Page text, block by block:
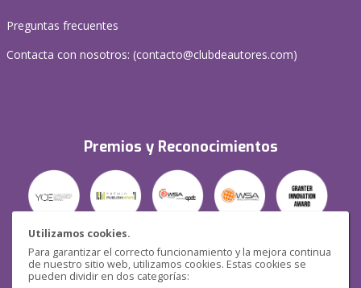
Utilizamos cookies.
Para garantizar el correcto funcionamiento y la mejora continua
de nuestro sitio web, utilizamos cookies. Estas cookies se
pueden dividir en dos categorías:
Preguntas frecuentes
Contacta con nosotros: (contacto@clubdeautores.com)
Premios y Reconocimientos
Seguridad